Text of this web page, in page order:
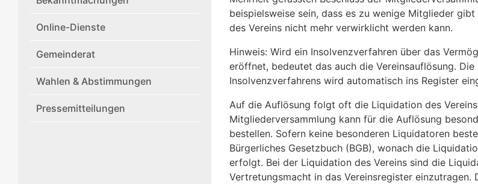
Online-Dienste
Gemeinderat
Wahlen & Abstimmungen
Pressemitteilungen
beispielsweise sein, dass es zu wenige Mitglieder
des Vereins nicht mehr verwirklicht werden kann.
Hinweis: Wird ein Insolvenzverfahren über das
eröffnet, bedeutet das auch die Vereinsauflösung.
Insolvenzverfahrens wird automatisch ins Register
Auf die Auflösung folgt oft die Liquidation des
Mitgliederversammlung kann für die Auflösung
bestellen. Sofern keine besonderen Liquidatoren
Bürgerliches Gesetzbuch (BGB), wonach die
erfolgt. Bei der Liquidation des Vereins sind die
Vertretungsmacht in das Vereinsregister einzutragen.